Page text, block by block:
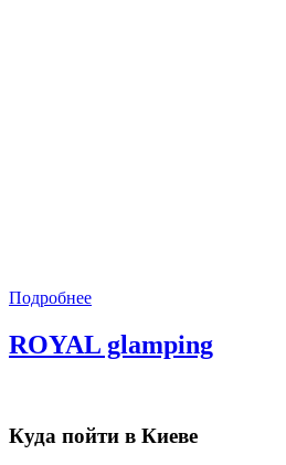
Подробнее
ROYAL glamping
Куда пойти в Киеве